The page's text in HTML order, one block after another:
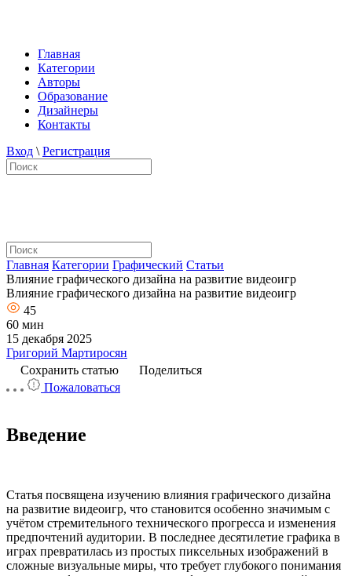
Главная
Категории
Авторы
Образование
Дизайнеры
Контакты
Вход \ Регистрация
Главная Категории Графический Статьи
Влияние графического дизайна на развитие видеоигр
Влияние графического дизайна на развитие видеоигр
45
60 мин
15 декабря 2025
Григорий Мартиросян
Сохранить статью
Поделиться
Пожаловаться
Введение
Статья посвящена изучению влияния графического дизайна
на развитие видеоигр, что становится особенно значимым с
учётом стремительного технического прогресса и изменения
предпочтений аудитории. В последнее десятилетие графика в
играх превратилась из простых пиксельных изображений в
сложные визуальные миры, что требует глубокого понимания